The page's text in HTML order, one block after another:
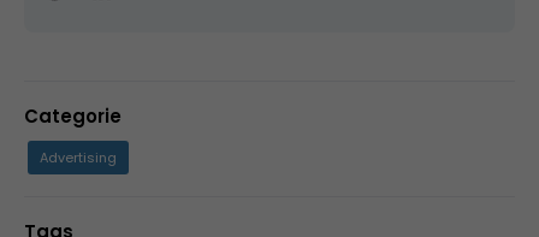
Categorie
Advertising
Tags